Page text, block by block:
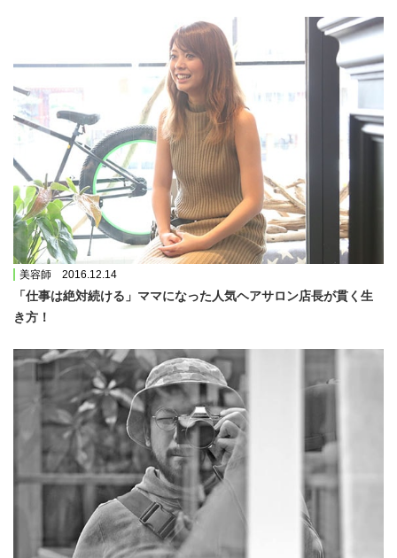
美容師 2016.12.14
「仕事は絶対続ける」ママになった人気ヘアサロン店長が貫く生
き方！